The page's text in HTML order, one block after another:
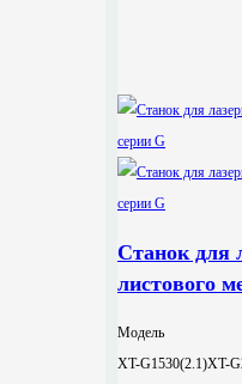
Станок для
листового
Модель
XT-G1530(2.1)XT-